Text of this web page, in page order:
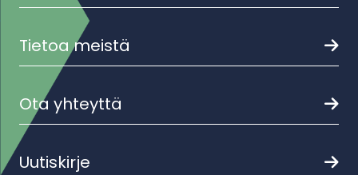
Tietoa meistä
Ota yhteyttä
Uutiskirje